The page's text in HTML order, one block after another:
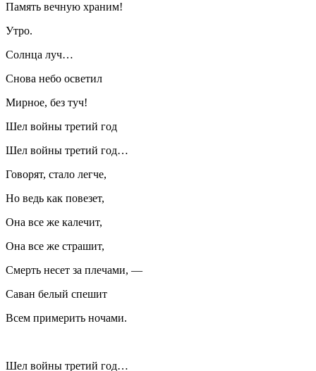
Память вечную храним!
Утро.
Солнца луч…
Снова небо осветил
Мирное, без туч!
Шел войны третий год
Шел войны третий год…
Говорят, стало легче,
Но ведь как повезет,
Она все же калечит,
Она все же страшит,
Смерть несет за плечами, —
Саван белый спешит
Всем примерить ночами.
Шел войны третий год…